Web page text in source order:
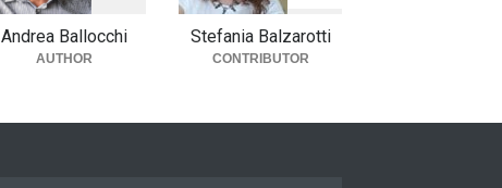
Andrea Ballocchi
AUTHOR
Stefania Balzarotti
CONTRIBUTOR